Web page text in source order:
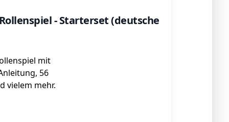
- Starterset (deutsche
mit
56
vielem mehr.